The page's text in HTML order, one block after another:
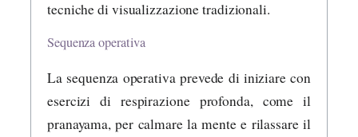
tecniche di visualizzazione tradizionali.
Sequenza operativa
La sequenza operativa prevede di iniziare con
esercizi di respirazione profonda, come il
pranayama, per calmare la mente e rilassare il